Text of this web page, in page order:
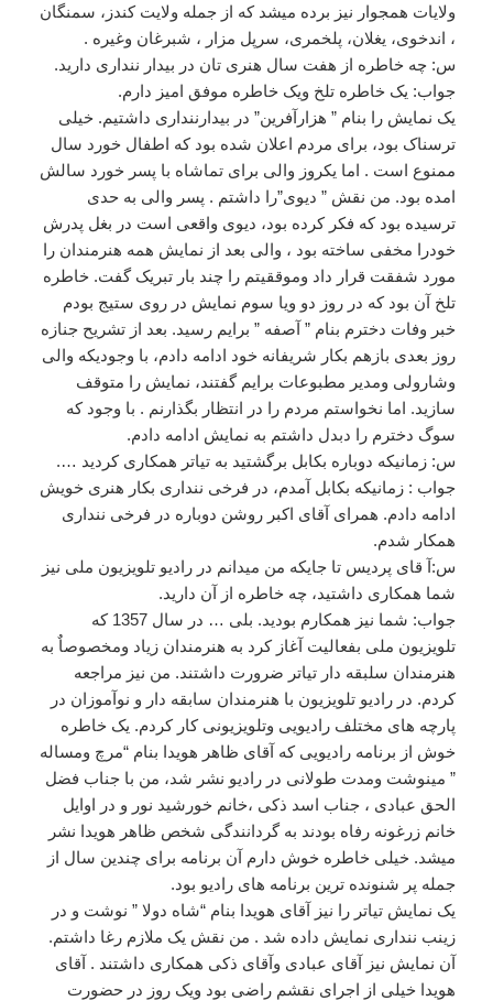
ولایات همجوار نیز برده میشد که از جمله ولایت کندز، سمنگان
، اندخوی، یغلان، پلخمری، سرپل مزار ، شبرغان وغیره .
س: چه خاطره از هفت سال هنری تان در بیدار ننداری دارید.
جواب: یک خاطره تلخ ویک خاطره موفق امیز دارم.
یک نمایش را بنام ” هزارآفرین” در بیدارننداری داشتیم. خیلی
ترسناک بود، برای مردم اعلان شده بود که اطفال خورد سال
ممنوع است . اما یکروز والی برای تماشاه با پسر خورد سالش
امده بود. من نقش ” دیوی”را داشتم . پسر والی به حدی
ترسیده بود که فکر کرده بود، دیوی واقعی است در بغل پدرش
خودرا مخفی ساخته بود ، والی بعد از نمایش همه هنرمندان را
مورد شفقت قرار داد وموققیتم را چند بار تبریک گفت. خاطره
تلخ آن بود که در روز دو ویا سوم نمایش در روی ستیج بودم
خبر وفات دخترم بنام ” آصفه ” برایم رسید. بعد از تشریح جنازه
روز بعدی بازهم بکار شریفانه خود ادامه دادم، با وجودیکه والی
وشارولی ومدیر مطبوعات برایم گفتند، نمایش را متوقف
سازید. اما نخواستم مردم را در انتظار بگذارنم . با وجود که
سوگ دخترم را دبدل داشتم به نمایش ادامه دادم.
س: زمانیکه دوباره بکابل برگشتید به تیاتر همکاری کردید ….
جواب : زمانیکه بکابل آمدم، در فرخی ننداری بکار هنری خویش
ادامه دادم. همرای آقای اکبر روشن دوباره در فرخی ننداری
همکار شدم.
س:آ قای پردیس تا جایکه من میدانم در رادیو تلویزیون ملی نیز
شما همکاری داشتید، چه خاطره از آن دارید.
جواب: شما نیز همکارم بودید. بلی … در سال 1357 که
تلویزیون ملی بفعالیت آغاز کرد به هنرمندان زیاد ومخصوصاٌ به
هنرمندان سلبقه دار تیاتر ضرورت داشتند. من نیز مراجعه
کردم. در رادیو تلویزیون با هنرمندان سابقه دار و نوآموزان در
پارچه های مختلف رادیویی وتلویزیونی کار کردم. یک خاطره
خوش از برنامه رادیویی که آقای ظاهر هویدا بنام “مرچ ومساله
” مینوشت ومدت طولانی در رادیو نشر شد، من با جناب فضل
الحق عبادی ، جناب اسد ذکی ،خانم خورشید نور و در اوایل
خانم زرغونه رفاه بودند به گردانندگی شخص ظاهر هویدا نشر
میشد. خیلی خاطره خوش دارم آن برنامه برای چندین سال از
جمله پر شنونده ترین برنامه های رادیو بود.
یک نمایش تیاتر را نیز آقای هویدا بنام “شاه دولا ” نوشت و در
زینب ننداری نمایش داده شد . من نقش یک ملازم رغا داشتم.
آن نمایش نیز آقای عبادی وآقای ذکی همکاری داشتند . آقای
هویدا خیلی از اجرای نقشم راضی بود ویک روز در حضورت